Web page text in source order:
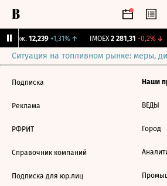
Бирж. 12,239 +1,31%↑ IMOEX 2 281,31 -0,2%↓
Ситуация на топливном рынке: меры,
Подписка
Реклама
РФРИТ
Справочник компаний
Подписка для юр.лиц
Наши
ВЕДЫ
Город